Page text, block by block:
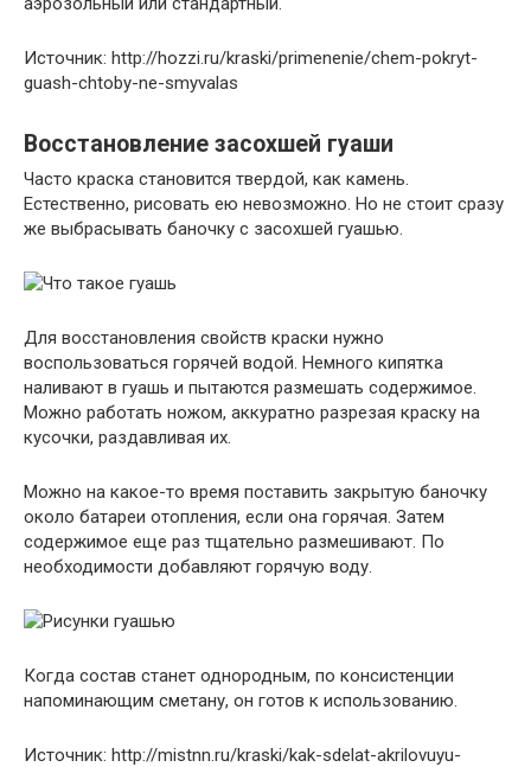
Источник: http://hozzi.ru/kraski/primenenie/chem-pokryt-
guash-chtoby-ne-smyvalas
Восстановление засохшей гуаши
Часто краска становится твердой, как камень.
Естественно, рисовать ею невозможно. Но не стоит сразу
же выбрасывать баночку с засохшей гуашью.
Для восстановления свойств краски нужно
воспользоваться горячей водой. Немного кипятка
наливают в гуашь и пытаются размешать содержимое.
Можно работать ножом, аккуратно разрезая краску на
кусочки, раздавливая их.
Можно на какое-то время поставить закрытую баночку
около батареи отопления, если она горячая. Затем
содержимое еще раз тщательно размешивают. По
необходимости добавляют горячую воду.
Когда состав станет однородным, по консистенции
напоминающим сметану, он готов к использованию.
Источник: http://mistnn.ru/kraski/kak-sdelat-akrilovuyu-